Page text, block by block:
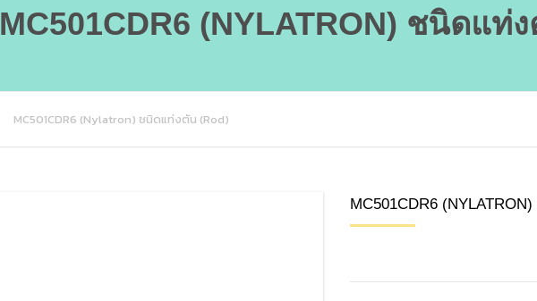
POM / ACETAL
NYLON 6A
MC501CDR6 (NYLATRON) ชนิดแท่
MC501CDR6 (Nylatron) ชนิดแท่งตัน (Rod)
MC501CDR6